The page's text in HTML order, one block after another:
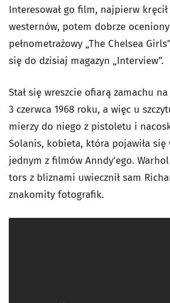
Interesował go film, najpierw
westernów, potem dobrze
pełnometrażowy „The Chelsea
się do dzisiaj magazyn „Interview”.
Stał się wreszcie ofiarą zamachu
3 czerwca 1968 roku, a więc u
mierzy do niego z pistoletu i
Solanis, kobieta, która pojawiła się
jednym z filmów Anndy'ego. Warhol
tors z bliznami uwiecznił sam
znakomity fotografik.